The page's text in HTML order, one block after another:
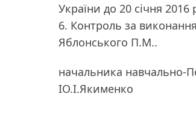
України до 20 січня 2016
6. Контроль за
Яблонського П.М..
начальника навчально-
ІО.І.Якименко